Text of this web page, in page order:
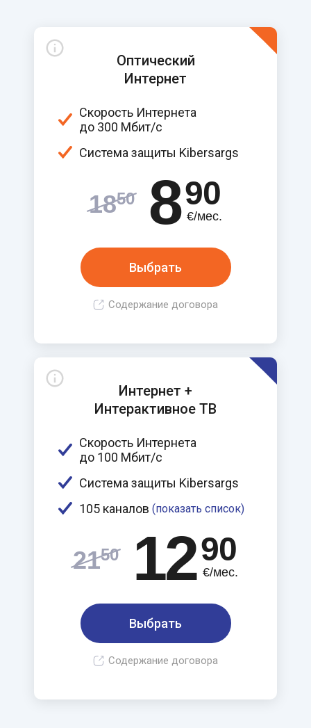
Оптический
Интернет
Скорость Интернета
до 300 Мбит/c
Система защиты Kibersargs
1850 890
€/мес.
Выбрать
Содержание договора
Интернет +
Интерактивное ТВ
Скорость Интернета
до 100 Мбит/c
Система защиты Kibersargs
105 каналов (показать список)
2150 1290
€/мес.
Выбрать
Содержание договора